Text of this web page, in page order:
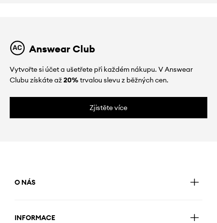
Answear Club
Vytvořte si účet a ušetřete při každém nákupu. V Answear
Clubu získáte až20%trvalou slevu z běžných cen.
Zjistěte více
O NÁS
INFORMACE